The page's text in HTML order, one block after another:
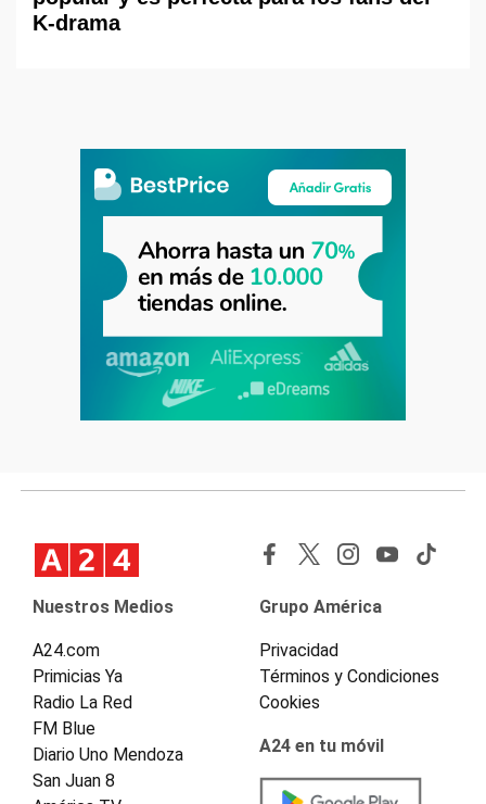
K-drama
Nuestros Medios
A24.com
Primicias Ya
Radio La Red
FM Blue
Diario Uno Mendoza
San Juan 8
Grupo América
Privacidad
Términos y Condiciones
Cookies
A24 en tu móvil